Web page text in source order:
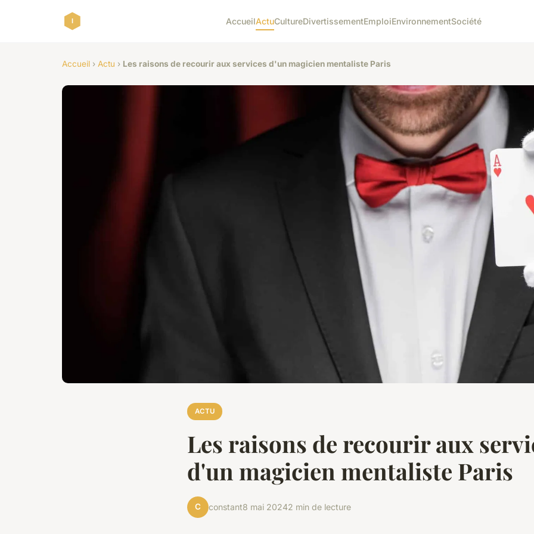
AccueilActuCultureDivertissementEmploiEnvironnementSociété
Accueil › Actu › Les raisons de recourir aux services d'un magicien mentaliste Paris
ACTU
Les raisons de recourir aux
d'un magicien mentaliste Paris
C constant8 mai 20242 min de lecture